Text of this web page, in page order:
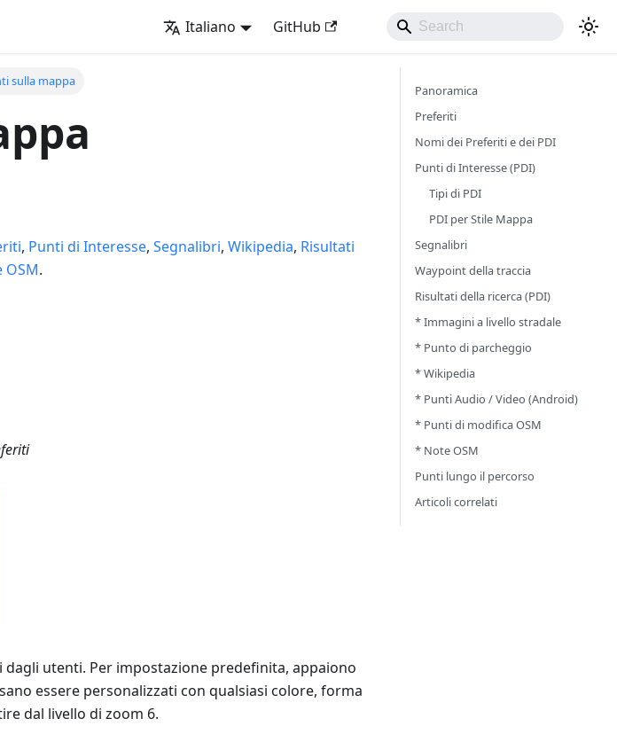
Italiano GitHub
sulla mappa
, Punti di Interesse, Segnalibri, Wikipedia, Risultati
.
utenti. Per impostazione predefinita, appaiono
essere personalizzati con qualsiasi colore, forma
dal livello di zoom 6.
Panoramica
Preferiti
Nomi dei Preferiti e dei PDI
Punti di Interesse (PDI)
Tipi di PDI
PDI per Stile Mappa
Segnalibri
Waypoint della traccia
Risultati della ricerca (PDI)
* Immagini a livello stradale
* Punto di parcheggio
* Wikipedia
* Punti Audio / Video (Android)
* Punti di modifica OSM
* Note OSM
Punti lungo il percorso
Articoli correlati